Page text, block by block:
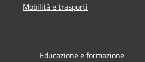
Mobilità e trasporti
Educazione e formazione